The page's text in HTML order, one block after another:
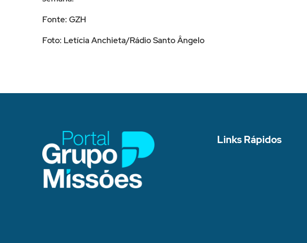
Fonte: GZH
Foto: Letícia Anchieta/Rádio Santo Ângelo
Links Rápidos